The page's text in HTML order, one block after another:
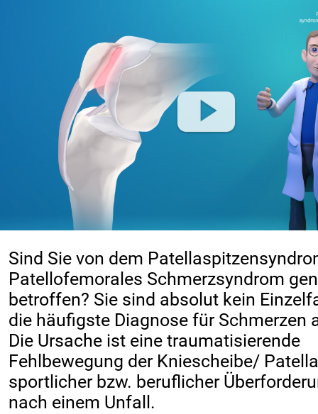
Sind Sie von dem
Patellofemorales Schmerzsyndrom
betroffen? Sie sind absolut kein
die häufigste Diagnose für Schmerzen
Die Ursache ist eine traumatisierende
Fehlbewegung der Kniescheibe/
sportlicher bzw. beruflicher
nach einem Unfall.